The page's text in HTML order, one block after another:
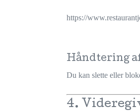
https://
Håndtering
Du kan slette eller
4.